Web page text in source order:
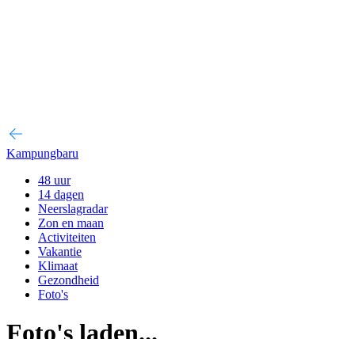
Kampungbaru
48 uur
14 dagen
Neerslagradar
Zon en maan
Activiteiten
Vakantie
Klimaat
Gezondheid
Foto's
Foto's laden...